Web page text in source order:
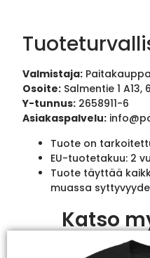
Valmistaja:
Osoite: Salmentie 1 A13,
Y-tunnus: 2658911-6
Asiakaspalvelu:
Tuote on
EU-tuotetakuu: 2
Tuote täyttää
muassa
Katso